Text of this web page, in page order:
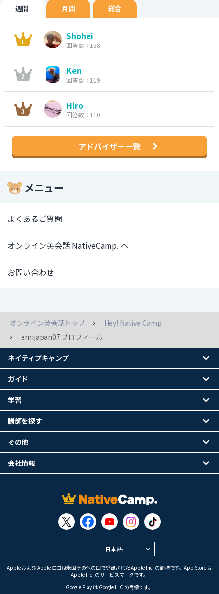
週間 月間 総合
Shohei
回答数：138
Ken
回答数：119
Hiro
回答数：110
アドバイザー一覧
メニュー
よくあるご質問
オンライン英会話 NativeCamp. へ
お問い合わせ
オンライン英会話トップ
Hey! Native Camp
emijapan07 プロフィール
日本語
Apple および Apple ロゴは米国その他の国で登録された Apple Inc. の商標です。App Store は
Apple Inc. のサービスマークです。
Google Play は Google LLC の商標です。
ネイティブキャンプ
ガイド
学習
講師を探す
その他
会社情報